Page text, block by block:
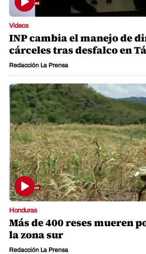
Videos
INP cambia el manejo de
cárceles tras desfalco en
Redacción La Prensa
Honduras
Más de 400 reses mueren
la zona sur
Redacción La Prensa